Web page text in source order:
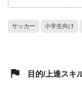
サッカー 小学生向け
目的/上達スキ